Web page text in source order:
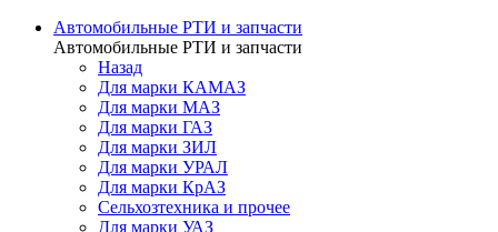
Автомобильные РТИ и запчасти
Автомобильные РТИ и запчасти
Назад
Для марки КАМАЗ
Для марки МАЗ
Для марки ГАЗ
Для марки ЗИЛ
Для марки УРАЛ
Для марки КрАЗ
Сельхозтехника и прочее
Для марки УАЗ